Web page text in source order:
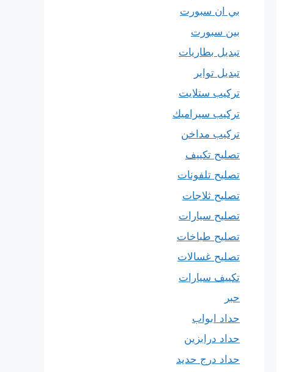
بي ان سبورت
بين سبورت
تبديل بطاريات
تبديل تواير
تركيب ستلايت
تركيب سيراميك
تركيب مداخن
تصليح تكييف
تصليح تلفونات
تصليح ثلاجات
تصليح سيارات
تصليح طباخات
تصليح غسالات
تكييف سيارات
حبر
حداد ابواب
حداد درابزين
حداد درج حديد